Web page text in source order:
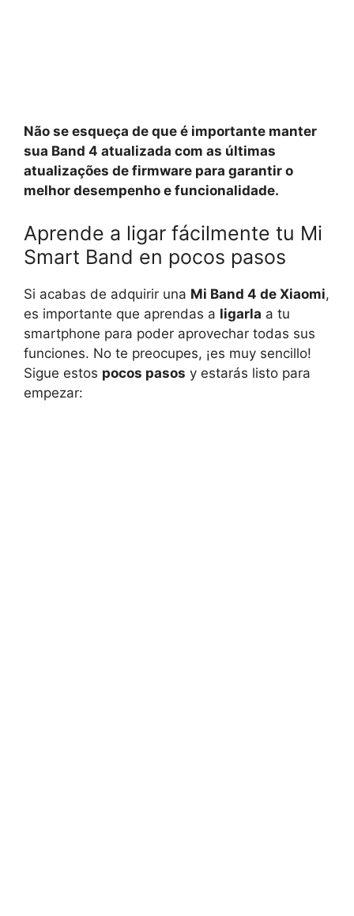
Não se esqueça de que é importante manter
sua Band 4 atualizada com as últimas
atualizações de firmware para garantir o
melhor desempenho e funcionalidade.
Aprende a ligar fácilmente tu Mi
Smart Band en pocos pasos
Si acabas de adquirir una Mi Band 4 de Xiaomi,
es importante que aprendas a ligarla a tu
smartphone para poder aprovechar todas sus
funciones. No te preocupes, ¡es muy sencillo!
Sigue estos pocos pasos y estarás listo para
empezar: